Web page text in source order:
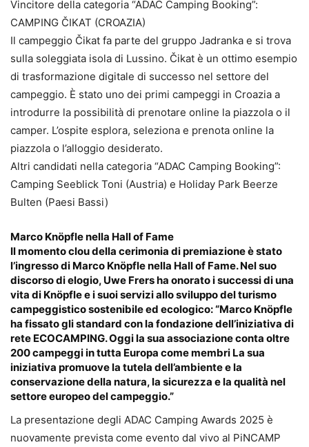
Vincitore della categoria “ADAC Camping Booking”:
CAMPING ČIKAT (CROAZIA)
Il campeggio Čikat fa parte del gruppo Jadranka e si trova
sulla soleggiata isola di Lussino. Čikat è un ottimo esempio
di trasformazione digitale di successo nel settore del
campeggio. È stato uno dei primi campeggi in Croazia a
introdurre la possibilità di prenotare online la piazzola o il
camper. L’ospite esplora, seleziona e prenota online la
piazzola o l’alloggio desiderato.
Altri candidati nella categoria “ADAC Camping Booking”:
Camping Seeblick Toni (Austria) e Holiday Park Beerze
Bulten (Paesi Bassi)
Marco Knöpfle nella Hall of Fame
Il momento clou della cerimonia di premiazione è stato
l’ingresso di Marco Knöpfle nella Hall of Fame. Nel suo
discorso di elogio, Uwe Frers ha onorato i successi di una
vita di Knöpfle e i suoi servizi allo sviluppo del turismo
campeggistico sostenibile ed ecologico: “Marco Knöpfle
ha fissato gli standard con la fondazione dell’iniziativa di
rete ECOCAMPING. Oggi la sua associazione conta oltre
200 campeggi in tutta Europa come membri La sua
iniziativa promuove la tutela dell’ambiente e la
conservazione della natura, la sicurezza e la qualità nel
settore europeo del campeggio.”
La presentazione degli ADAC Camping Awards 2025 è
nuovamente prevista come evento dal vivo al PiNCAMP